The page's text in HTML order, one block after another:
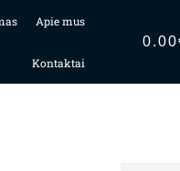
Apie mus
Kontaktai
0.00